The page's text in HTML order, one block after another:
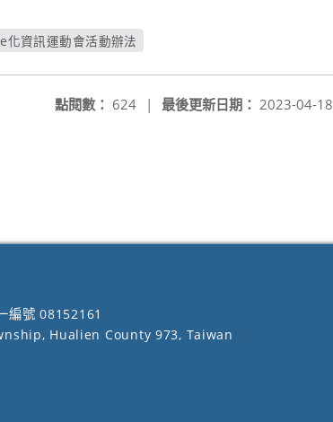
化資訊運動會活動辦法
最後更新日期： 2023-04-18
點閱數： 624 |
編號 08152161
Hualien County 973, Taiwan